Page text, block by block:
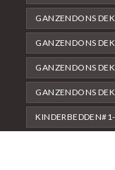
GANZENDONS
GANZENDONS
GANZENDONS
GANZENDONS